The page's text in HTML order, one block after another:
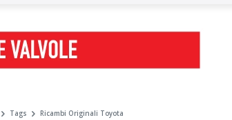
Tags Ricambi Originali Toyota